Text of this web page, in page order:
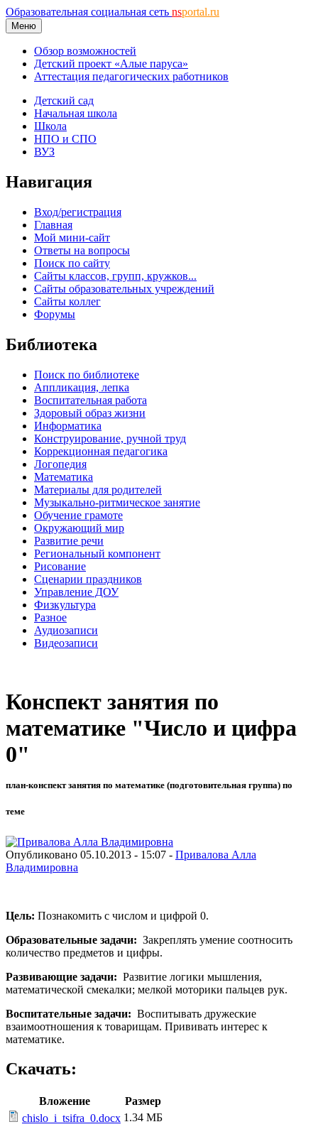
Образовательная социальная сеть nsportal.ru
Меню
Обзор возможностей
Детский проект «Алые паруса»
Аттестация педагогических работников
Детский сад
Начальная школа
Школа
НПО и СПО
ВУЗ
Навигация
Вход/регистрация
Главная
Мой мини-сайт
Ответы на вопросы
Поиск по сайту
Сайты классов, групп, кружков...
Сайты образовательных учреждений
Сайты коллег
Форумы
Библиотека
Поиск по библиотеке
Аппликация, лепка
Воспитательная работа
Здоровый образ жизни
Информатика
Конструирование, ручной труд
Коррекционная педагогика
Логопедия
Математика
Материалы для родителей
Музыкально-ритмическое занятие
Обучение грамоте
Окружающий мир
Развитие речи
Региональный компонент
Рисование
Сценарии праздников
Управление ДОУ
Физкультура
Разное
Аудиозаписи
Видеозаписи
Конспект занятия по
математике "Число и цифра
0"
план-конспект занятия по математике (подготовительная группа) по
теме
Опубликовано 05.10.2013 - 15:07 - Привалова Алла
Владимировна
Цель: Познакомить с числом и цифрой 0.
Образовательные задачи: Закреплять умение соотносить
количество предметов и цифры.
Развивающие задачи: Развитие логики мышления,
математической смекалки; мелкой моторики пальцев рук.
Воспитательные задачи: Воспитывать дружеские
взаимоотношения к товарищам. Прививать интерес к
математике.
Скачать:
Вложение
Размер
chislo_i_tsifra_0.docx 1.34 МБ